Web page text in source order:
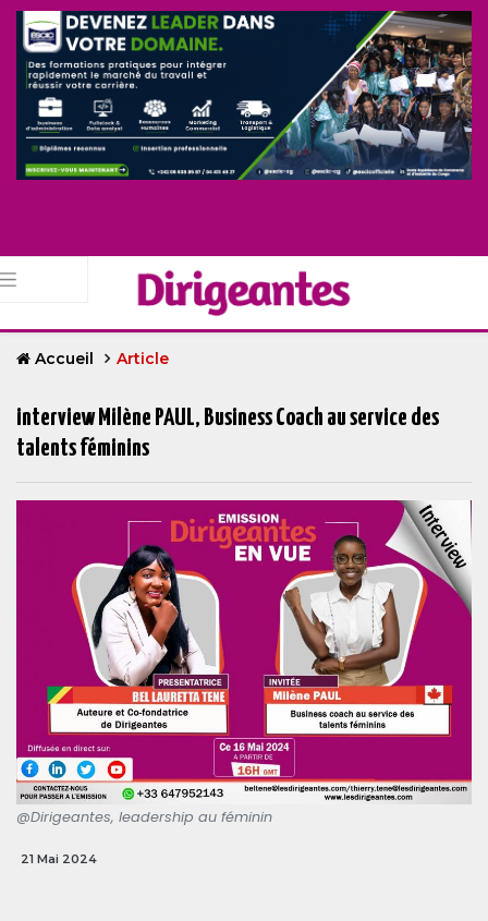
Accueil Article
interview Milène PAUL, Business Coach au service des
talents féminins
@Dirigeantes, leadership au féminin
21 Mai 2024